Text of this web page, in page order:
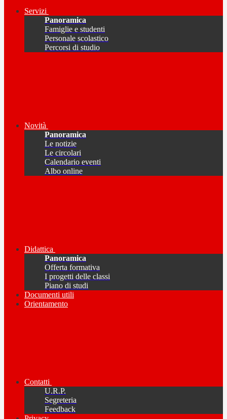
Servizi
Panoramica
Famiglie e studenti
Personale scolastico
Percorsi di studio
Novità
Panoramica
Le notizie
Le circolari
Calendario eventi
Albo online
Didattica
Panoramica
Offerta formativa
I progetti delle classi
Piano di studi
Documenti utili
Orientamento
Contatti
U.R.P.
Segreteria
Feedback